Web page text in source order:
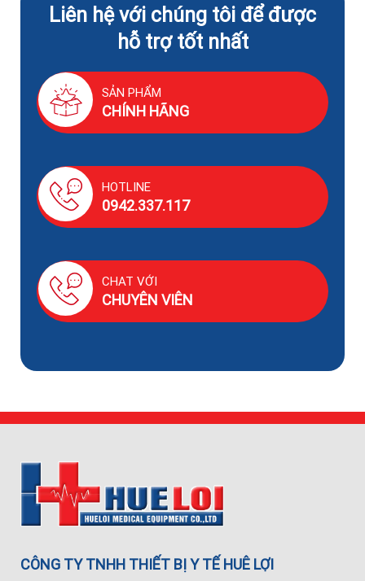
Liên hệ với chúng tôi để được
hỗ trợ tốt nhất
SẢN PHẨM
CHÍNH HÃNG
HOTLINE
0942.337.117
CHAT VỚI
CHUYÊN VIÊN
CÔNG TY TNHH THIẾT BỊ Y TẾ HUÊ LỢI